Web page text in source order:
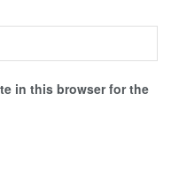
in this browser for the